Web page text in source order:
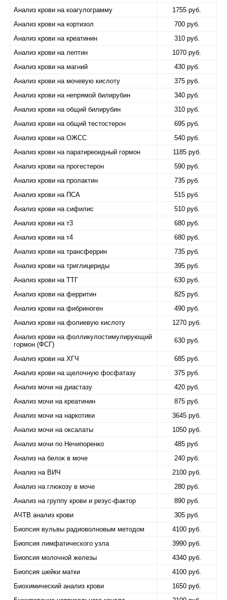
Анализ крови на коагулограмму
1755 руб.
Анализ крови на кортизол
700 руб.
Анализ крови на креатинин
310 руб.
Анализ крови на лептин
1070 руб.
Анализ крови на магний
430 руб.
Анализ крови на мочевую кислоту
375 руб.
Анализ крови на непрямой билирубин
340 руб.
Анализ крови на общий билирубин
310 руб.
Анализ крови на общий тестостерон
695 руб.
Анализ крови на ОЖСС
540 руб.
Анализ крови на паратиреоидный гормон
1185 руб.
Анализ крови на прогестерон
590 руб.
Анализ крови на пролактин
735 руб.
Анализ крови на ПСА
515 руб.
Анализ крови на сифилис
510 руб.
Анализ крови на т3
680 руб.
Анализ крови на т4
680 руб.
Анализ крови на трансферрин
735 руб.
Анализ крови на триглицериды
395 руб.
Анализ крови на ТТГ
630 руб.
Анализ крови на ферритин
825 руб.
Анализ крови на фибриноген
490 руб.
Анализ крови на фолиевую кислоту
1270 руб.
Анализ крови на фолликулостимулирующий
гормон (ФСГ)
630 руб.
Анализ крови на ХГЧ
685 руб.
Анализ крови на щелочную фосфатазу
375 руб.
Анализ мочи на диастазу
420 руб.
Анализ мочи на креатинин
875 руб.
Анализ мочи на наркотики
3645 руб.
Анализ мочи на оксалаты
1050 руб.
Анализ мочи по Нечипоренко
485 руб.
Анализ на белок в моче
240 руб.
Анализ на ВИЧ
2100 руб.
Анализ на глюкозу в моче
280 руб.
Анализ на группу крови и резус-фактор
890 руб.
АЧТВ анализ крови
305 руб.
Биопсия вульвы радиоволновым методом
4100 руб.
Биопсия лимфатического узла
3990 руб.
Биопсия молочной железы
4340 руб.
Биопсия шейки матки
4100 руб.
Биохимический анализ крови
1650 руб.